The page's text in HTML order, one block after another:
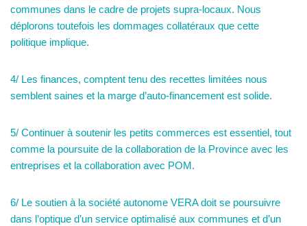
communes dans le cadre de projets supra-locaux. Nous
déplorons toutefois les dommages collatéraux que cette
politique implique.
4/ Les finances, comptent tenu des recettes limitées nous
semblent saines et la marge d’auto-financement est solide.
5/ Continuer à soutenir les petits commerces est essentiel, tout
comme la poursuite de la collaboration de la Province avec les
entreprises et la collaboration avec POM.
6/ Le soutien à la société autonome VERA doit se poursuivre
dans l’optique d’un service optimalisé aux communes et d’un